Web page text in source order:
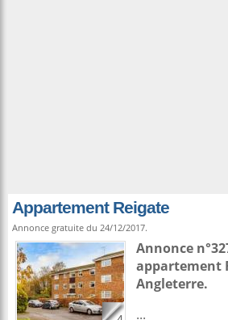
Appartement Reigate
Annonce gratuite du 24/12/2017.
Annonce
appartement
Angleterre.
...